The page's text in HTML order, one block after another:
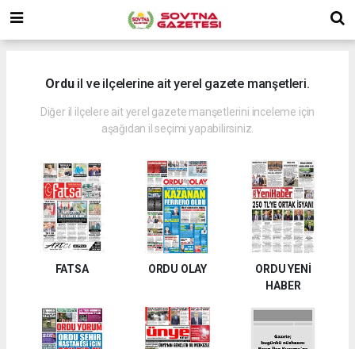
Orduil ve ilçelerine ait yerel gazete manşetleri.
Diğer il ilçelere ait yerel gazete manşetlerini inceleme için
aşağıdan il seçimi yapabilirsiniz.
FATSA ORDU OLAY
ORDU YENİ
HABER